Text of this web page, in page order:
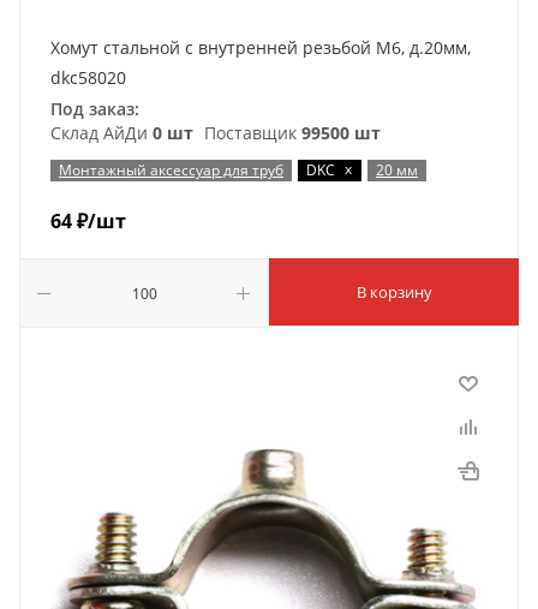
Хомут стальной с внутренней резьбой М6, д.20мм,
dkc58020
Под заказ:
Склад АйДи 0 шт Поставщик 99500 шт
Монтажный аксессуар для труб DKC x 20 мм
64₽/шт
В корзину